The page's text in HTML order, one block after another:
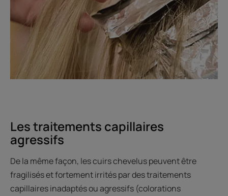
Les traitements capillaires
agressifs
De la même façon, les cuirs chevelus peuvent être
fragilisés et fortement irrités par des traitements
capillaires inadaptés ou agressifs (colorations